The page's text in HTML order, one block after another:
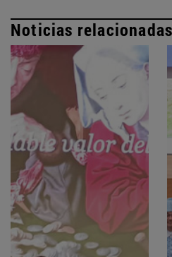
Noticias relacionadas